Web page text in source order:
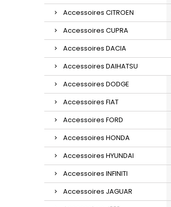
Accessoires CITROEN
Accessoires CUPRA
Accessoires DACIA
Accessoires DAIHATSU
Accessoires DODGE
Accessoires FIAT
Accessoires FORD
Accessoires HONDA
Accessoires HYUNDAI
Accessoires INFINITI
Accessoires JAGUAR